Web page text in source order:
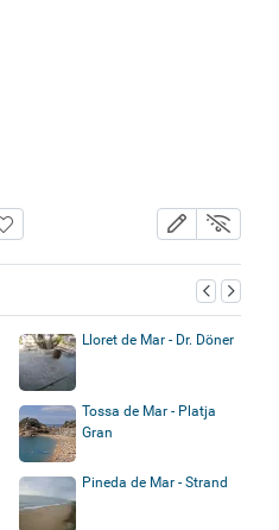
Lloret de Mar - Dr. Döner
Tossa de Mar - Platja
Gran
Pineda de Mar - Strand